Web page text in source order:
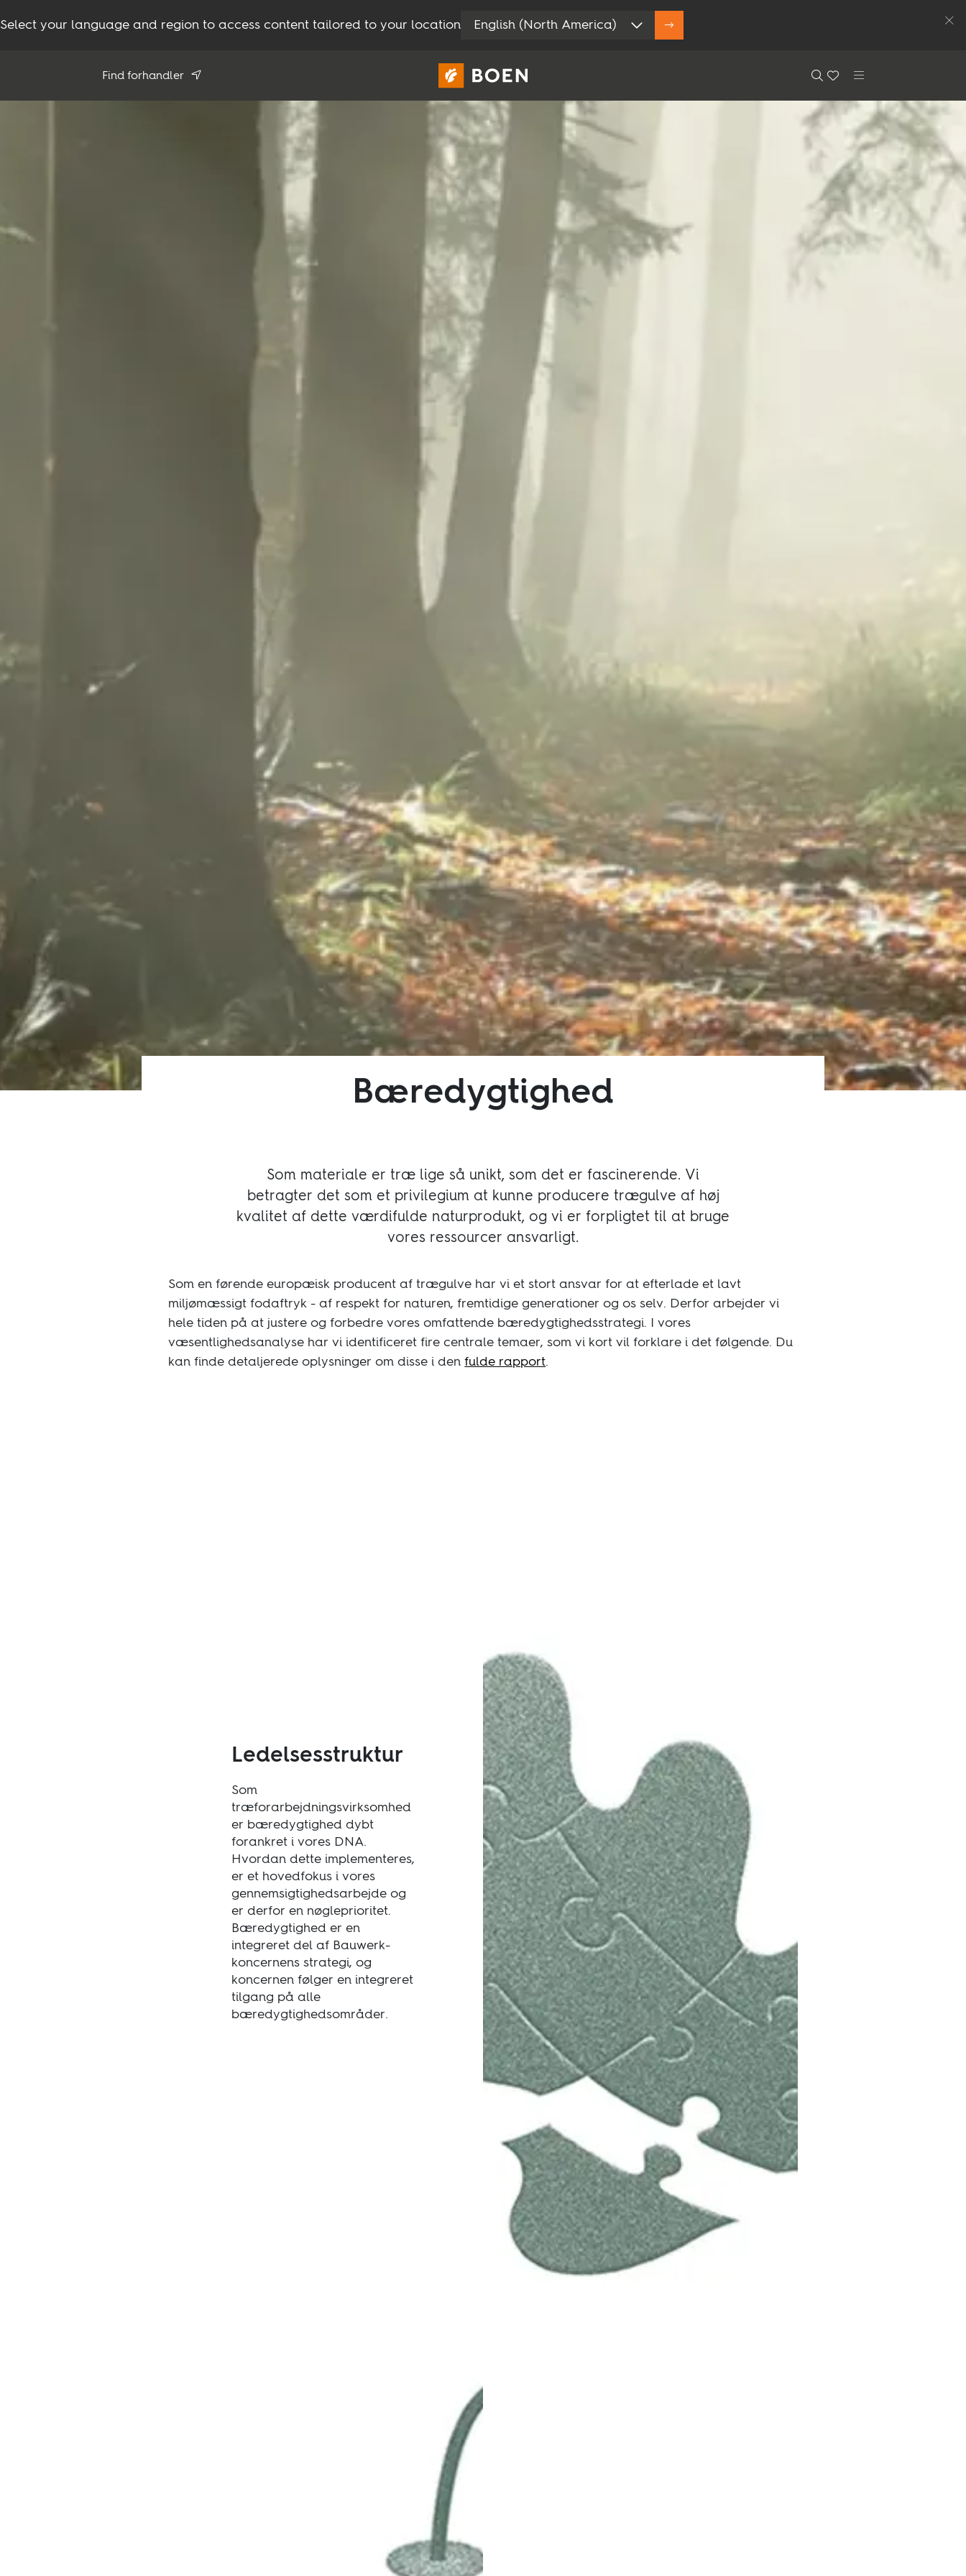
Select your language and region to access content tailored to your location English (North America)
Find forhandler
Brug min position
Search
Search
Floor.Wishlist
Privat
Bæredygtighed
Som materiale er træ lige så unikt, som det er fascinerende. Vi
betragter det som et privilegium at kunne producere trægulve af høj
kvalitet af dette værdifulde naturprodukt, og vi er forpligtet til at bruge
vores ressourcer ansvarligt.
Som en førende europæisk producent af trægulve har vi et stort ansvar for at efterlade et lavt
miljømæssigt fodaftryk - af respekt for naturen, fremtidige generationer og os selv. Derfor arbejder vi
hele tiden på at justere og forbedre vores omfattende bæredygtighedsstrategi. I vores
væsentlighedsanalyse har vi identificeret fire centrale temaer, som vi kort vil forklare i det følgende. Du
kan finde detaljerede oplysninger om disse i denfulde rapport.
Ledelsesstruktur
Som
træforarbejdningsvirksomhed
er bæredygtighed dybt
forankret i vores DNA.
Hvordan dette implementeres,
er et hovedfokus i vores
gennemsigtighedsarbejde og
er derfor en nøgleprioritet.
Bæredygtighed er en
integreret del af Bauwerk-
koncernens strategi, og
koncernen følger en integreret
tilgang på alle
bæredygtighedsområder.